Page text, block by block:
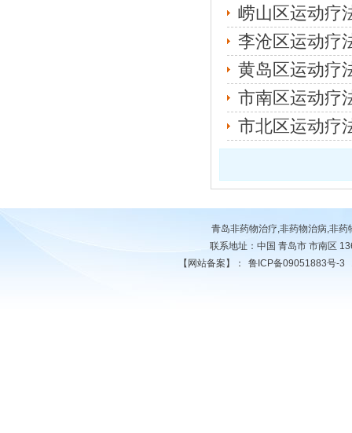
崂山区运动疗
李沧区运动疗
黄岛区运动疗
市南区运动疗
市北区运动疗
青岛非药物治疗,非药物治病,非
联系地址：中国 青岛市 市南区
【网站备案】：
鲁ICP备09051883号-3